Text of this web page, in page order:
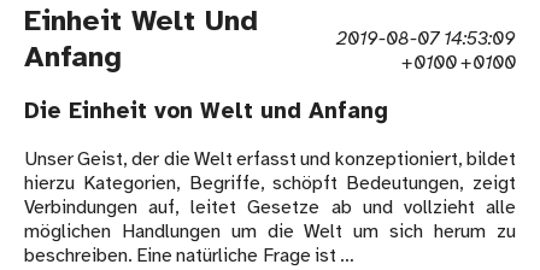
Einheit Welt Und
Anfang
2019-08-07 14:53:09
+0100 +0100
Die Einheit von Welt und Anfang
Unser Geist, der die Welt erfasst und konzeptioniert, bildet
hierzu Kategorien, Begriffe, schöpft Bedeutungen, zeigt
Verbindungen auf, leitet Gesetze ab und vollzieht alle
möglichen Handlungen um die Welt um sich herum zu
beschreiben. Eine natürliche Frage ist …